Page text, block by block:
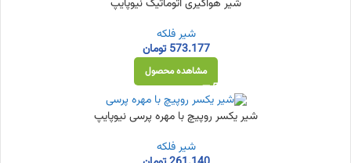
شیر هواگیری اتوماتیک نیوپایپ
شیر فلکه
573.177 تومان
مشاهده محصول
شیر یکسر روپیچ با مهره پرسی نیوپایپ
شیر فلکه